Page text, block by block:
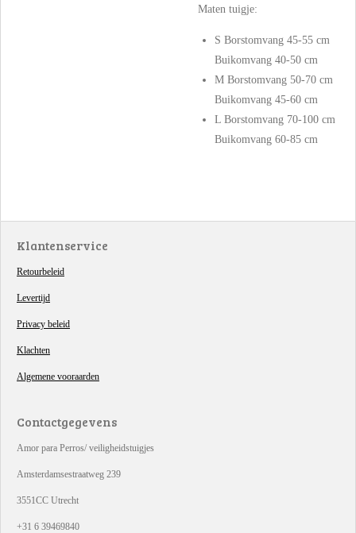
Maten tuigje:
S Borstomvang 45-55 cm
Buikomvang 40-50 cm
M Borstomvang 50-70 cm
Buikomvang 45-60 cm
L Borstomvang 70-100 cm
Buikomvang 60-85 cm
Klantenservice
Retourbeleid
Levertijd
Privacy beleid
Klachten
Algemene vooraarden
Contactgegevens
Amor para Perros/ veiligheidstuigjes
Amsterdamsestraatweg 239
3551CC Utrecht
+31 6 39469840